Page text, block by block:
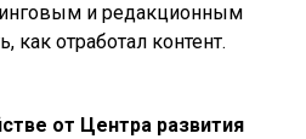
и редакционным
как отработал контент.
от Центра развития